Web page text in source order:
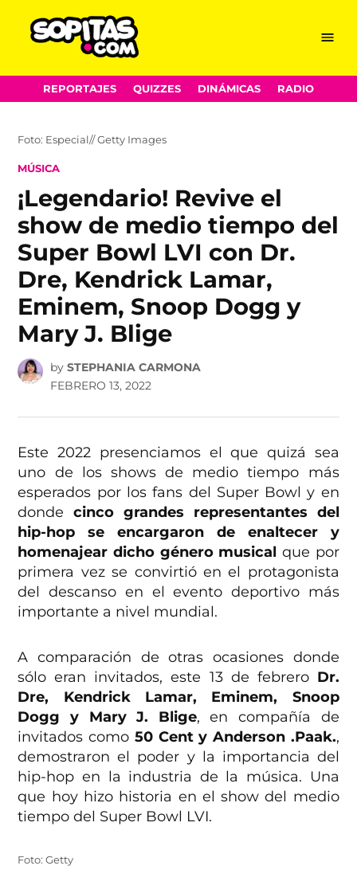
Skip
to
Menu
REPORTAJES QUIZZES DINÁMICAS RADIO
Foto: Especial// Getty Images
POSTED
MÚSICA
¡Legendario! Revive el
show de medio tiempo del
Super Bowl LVI con Dr.
Dre, Kendrick Lamar,
Eminem, Snoop Dogg y
Mary J. Blige
by STEPHANIA CARMONA
FEBRERO 13, 2022
Este 2022 presenciamos el que quizá sea
uno de los shows de medio tiempo más
esperados por los fans del Super Bowl y en
dondecinco grandes representantes del
hip-hop se encargaron de enaltecer y
homenajear dicho género musical que por
primera vez se convirtió en el protagonista
del descanso en el evento deportivo más
importante a nivel mundial.
A comparación de otras ocasiones donde
sólo eran invitados, este 13 de febrero Dr.
Dre, Kendrick Lamar, Eminem, Snoop
Dogg y Mary J. Blige, en compañía de
invitados como 50 Cent y Anderson .Paak.,
demostraron el poder y la importancia del
hip-hop en la industria de la música. Una
que hoy hizo historia en el show del medio
tiempo del Super Bowl LVI.
Foto: Getty